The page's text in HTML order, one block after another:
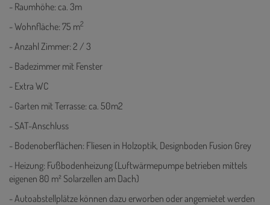
- Raumhöhe: ca. 3m
- Wohnfläche: 75 m2
- Anzahl Zimmer: 2 / 3
- Badezimmer mit Fenster
- Extra WC
- Garten mit Terrasse: ca. 50m2
- SAT-Anschluss
- Bodenoberflächen: Fliesen in Holzoptik, Designboden Fusion Grey
- Heizung: Fußbodenheizung (Luftwärmepumpe betrieben mittels
eigenen 80 m² Solarzellen am Dach)
- Autoabstellplätze können dazu erworben oder angemietet werden